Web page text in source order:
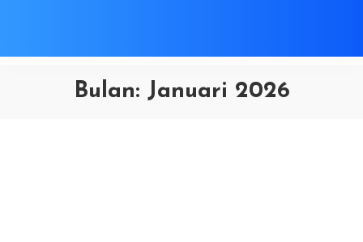
Bulan: Januari 2026